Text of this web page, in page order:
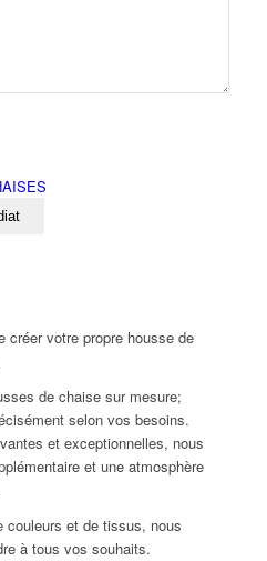
créer votre propre housse de
de chaise sur mesure;
selon vos besoins.
et exceptionnelles, nous
et une atmosphère
couleurs et de tissus, nous
à tous vos souhaits.